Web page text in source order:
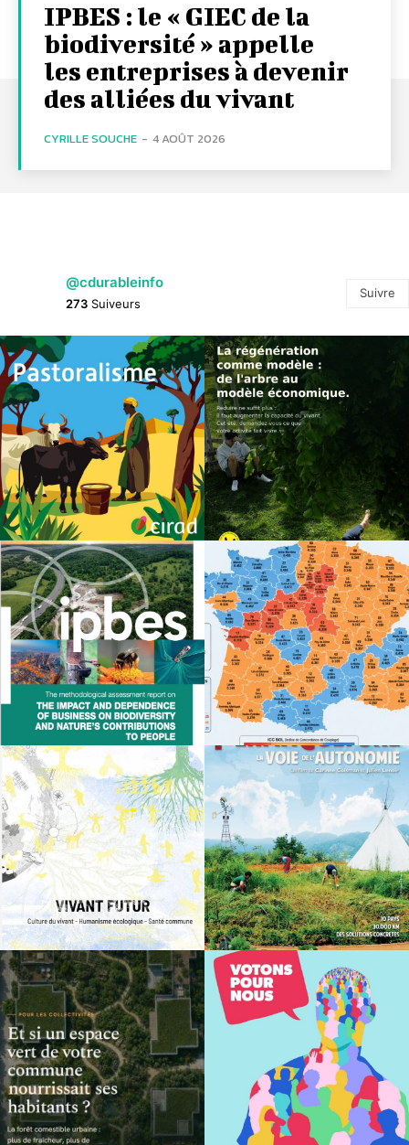
IPBES : le « GIEC de la
biodiversité » appelle
les entreprises à devenir
des alliées du vivant
CYRILLE SOUCHE - 4 AOÛT 2026
@cdurableinfo
273 Suiveurs
Suivre